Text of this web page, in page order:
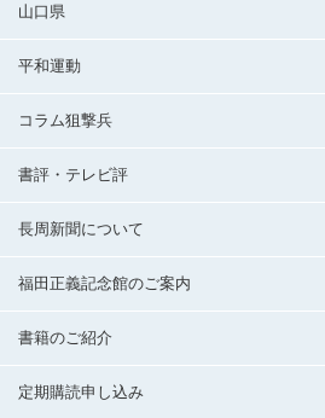
山口県
平和運動
コラム狙撃兵
書評・テレビ評
長周新聞について
福田正義記念館のご案内
書籍のご紹介
定期購読申し込み